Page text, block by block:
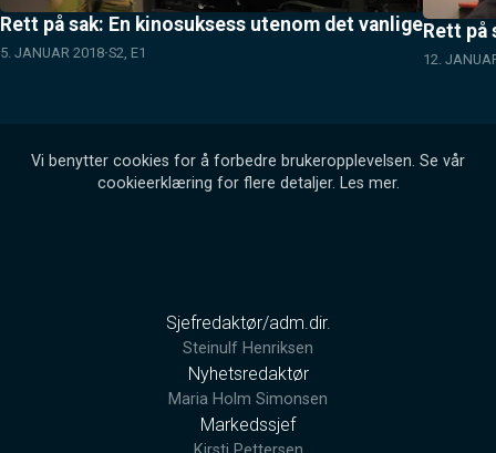
Rett på sak: En kinosuksess utenom det vanlige
5. JANUAR 2018 S2, E1
Rett på
12.
Vi benytter cookies for å forbedre brukeropplevelsen. Se vår
cookieerklæring for flere detaljer. Les mer.
Sjefredaktør/adm.dir.
Steinulf Henriksen
Nyhetsredaktør
Maria Holm Simonsen
Markedssjef